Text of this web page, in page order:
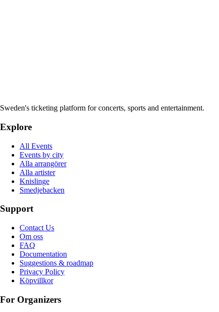
Sweden's ticketing platform for concerts, sports and entertainment.
Explore
All Events
Events by city
Alla arrangörer
Alla artister
Knislinge
Smedjebacken
Support
Contact Us
Om oss
FAQ
Documentation
Suggestions & roadmap
Privacy Policy
Köpvillkor
For Organizers